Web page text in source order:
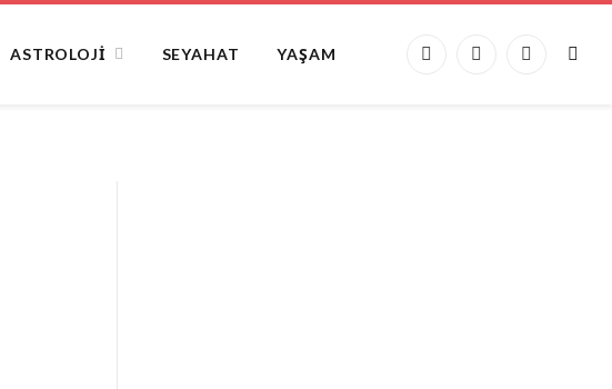
ASTROLOJI SEYAHAT YAŞAM
Facebook
X
Instagram